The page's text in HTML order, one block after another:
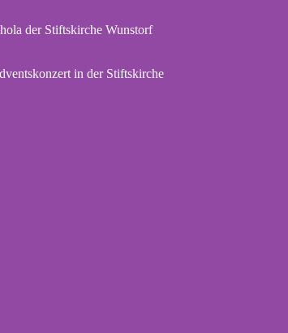
der Stiftskirche Wunstorf
in der Stiftskirche